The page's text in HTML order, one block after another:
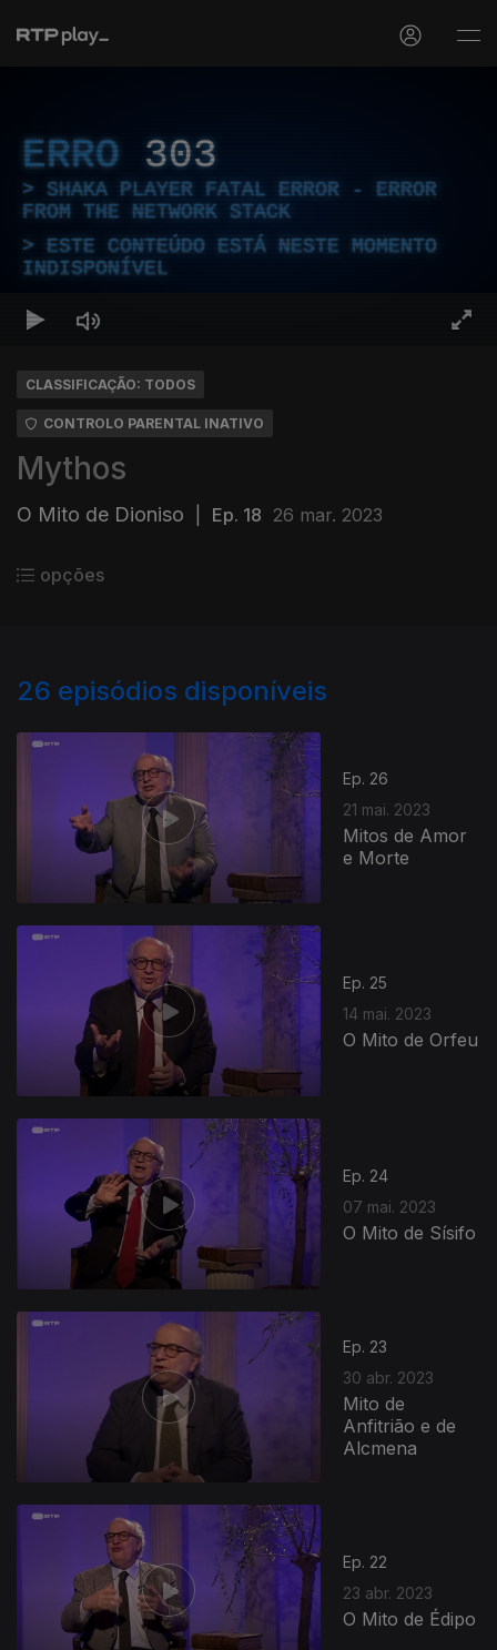
ERRO 303
SHAKA PLAYER FATAL ERROR - ERROR
FROM THE NETWORK STACK
ESTE CONTEÚDO ESTÁ NESTE MOMENTO
INDISPONÍVEL
CLASSIFICAÇÃO: TODOS
CONTROLO PARENTAL INATIVO
Mythos
O Mito de Dioniso Ep. 18 26 mar. 2023
opções
26 episódios disponíveis
Ep. 26
21 mai. 2023
Mitos de Amor
e Morte
Ep. 25
14 mai. 2023
O Mito de Orfeu
Ep. 24
07 mai. 2023
O Mito de Sísifo
Ep. 23
30 abr. 2023
Mito de
Anfitrião e de
Alcmena
Ep. 22
23 abr. 2023
O Mito de Édipo